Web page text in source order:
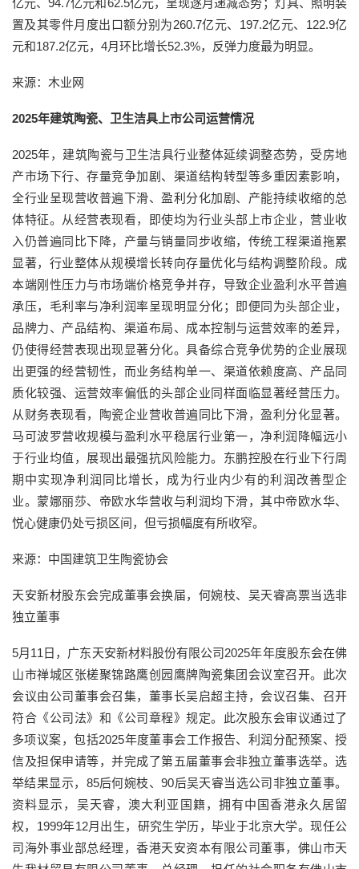
亿元、94.7亿元和62.5亿元，呈现逐月递减态势；灯具、照明装
置及其零件月度出口额分别为260.7亿元、197.2亿元、122.9亿
元和187.2亿元，4月环比增长52.3%，反弹力度最为明显。
来源：木业网
2025年建筑陶瓷、卫生洁具上市公司运营情况
2025年，建筑陶瓷与卫生洁具行业整体延续调整态势，受房地
产市场下行、存量竞争加剧、渠道结构转型等多重因素影响，
全行业呈现营收普遍下滑、盈利分化加剧、产能持续收缩的总
体特征。从经营表现看，即使均为行业头部上市企业，营业收
入仍普遍同比下降，产量与销量同步收缩，传统工程渠道拖累
显著，行业整体从规模增长转向存量优化与结构调整阶段。成
本端刚性压力与市场端价格竞争并存，导致企业盈利水平普遍
承压，毛利率与净利润率呈现明显分化；即便同为头部企业，
品牌力、产品结构、渠道布局、成本控制与运营效率的差异，
仍使得经营表现出现显著分化。具备综合竞争优势的企业展现
出更强的经营韧性，而业务结构单一、渠道依赖度高、产品同
质化较强、运营效率偏低的头部企业同样面临显著经营压力。
从财务表现看，陶瓷企业营收普遍同比下滑，盈利分化显著。
马可波罗营收规模与盈利水平稳居行业第一，净利润降幅远小
于行业均值，展现出最强抗风险能力。东鹏控股在行业下行周
期中实现净利润同比增长，成为行业内少有的利润改善型企
业。蒙娜丽莎、帝欧水华营收与利润均下滑，其中帝欧水华、
悦心健康仍处亏损区间，但亏损幅度有所收窄。
来源：中国建筑卫生陶瓷协会
天安新材股东会完成董事会换届，何婉枝、吴天睿高票当选非
独立董事
5月11日，广东天安新材料股份有限公司2025年年度股东会在佛
山市禅城区张槎聚锦路鹰创园鹰牌陶瓷集团会议室召开。此次
会议由公司董事会召集，董事长吴启超主持，会议召集、召开
符合《公司法》和《公司章程》规定。此次股东会审议通过了
多项议案，包括2025年度董事会工作报告、利润分配预案、授
信及担保申请等，并完成了第五届董事会非独立董事选举。选
举结果显示，85后何婉枝、90后吴天睿当选公司非独立董事。
资料显示，吴天睿，澳大利亚国籍，拥有中国香港永久居留
权，1999年12月出生，研究生学历，毕业于北京大学。现任公
司海外事业部总经理，香港天安资本有限公司董事，佛山市天